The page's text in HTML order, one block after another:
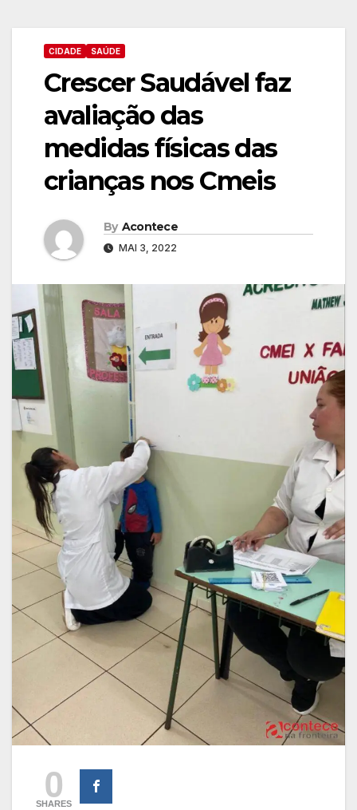
CIDADE SAÚDE
Crescer Saudável faz
avaliação das
medidas físicas das
crianças nos Cmeis
By Acontece
MAI 3, 2022
0
SHARES